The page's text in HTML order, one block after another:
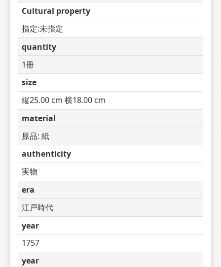
Cultural property
指定:未指定
quantity
1冊
size
縦25.00 cm 横18.00 cm
material
原品: 紙
authenticity
実物
era
江戸時代
year
1757
year